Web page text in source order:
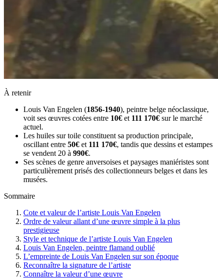
À retenir
Louis Van Engelen (1856-1940), peintre belge néoclassique,
voit ses œuvres cotées entre 10€ et 111 170€ sur le marché
actuel.
Les huiles sur toile constituent sa production principale,
oscillant entre 50€ et 111 170€, tandis que dessins et estampes
se vendent 20 à 990€.
Ses scènes de genre anversoises et paysages maniéristes sont
particulièrement prisés des collectionneurs belges et dans les
musées.
Sommaire
Cote et valeur de l’artiste Louis Van Engelen
Ordre de valeur allant d’une œuvre simple à la plus
prestigieuse
Style et technique de l’artiste Louis Van Engelen
Louis Van Engelen, peintre flamand oublié
L’empreinte de Louis Van Engelen sur son époque
Reconnaître la signature de l’artiste
Connaître la valeur d’une œuvre